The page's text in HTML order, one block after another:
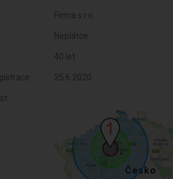
Firma s.r.o.
Neplátce
40 let
25.6.2020